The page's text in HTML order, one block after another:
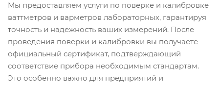
Мы предоставляем услуги по поверке и калибровке
ваттметров и варметров лабораторных, гарантируя
точность и надёжность ваших измерений. После
проведения поверки и калибровки вы получаете
официальный сертификат, подтверждающий
соответствие прибора необходимым стандартам.
Это особенно важно для предприятий и